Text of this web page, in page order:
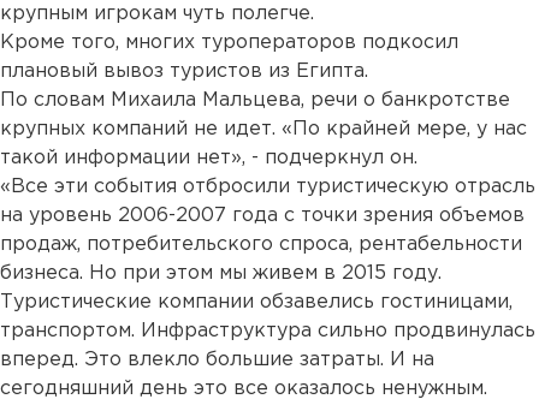
крупным игрокам чуть полегче.
Кроме того, многих туроператоров подкосил
плановый вывоз туристов из Египта.
По словам Михаила Мальцева, речи о банкротстве
крупных компаний не идет. «По крайней мере, у нас
такой информации нет», - подчеркнул он.
«Все эти события отбросили туристическую отрасль
на уровень 2006-2007 года с точки зрения объемов
продаж, потребительского спроса, рентабельности
бизнеса. Но при этом мы живем в 2015 году.
Туристические компании обзавелись гостиницами,
транспортом. Инфраструктура сильно продвинулась
вперед. Это влекло большие затраты. И на
сегодняшний день это все оказалось ненужным.